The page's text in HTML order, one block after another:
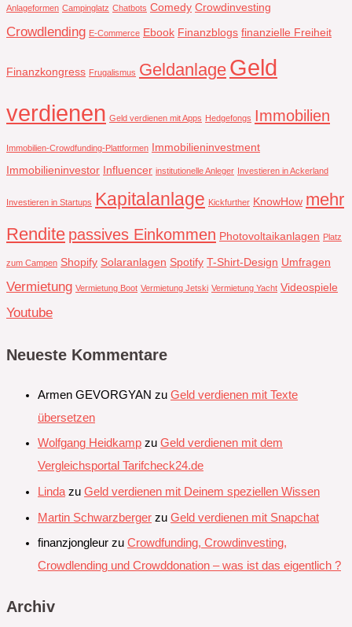
Anlageformen Campinglatz Chatbots Comedy Crowdinvesting
Crowdlending E-Commerce Ebook Finanzblogs finanzielle Freiheit
Finanzkongress Frugalismus Geldanlage Geld
verdienen Geld verdienen mit Apps Hedgefongs Immobilien
Immobilien-Crowdfunding-Plattformen Immobilieninvestment
Immobilieninvestor Influencer institutionelle Anleger Investieren in Ackerland
Investieren in Startups Kapitalanlage Kickfurther KnowHow mehr
Rendite passives Einkommen Photovoltaikanlagen Platz
zum Campen Shopify Solaranlagen Spotify T-Shirt-Design Umfragen
Vermietung Vermietung Boot Vermietung Jetski Vermietung Yacht Videospiele
Youtube
Neueste Kommentare
Armen GEVORGYAN zu Geld verdienen mit Texte
übersetzen
Wolfgang Heidkamp zu Geld verdienen mit dem
Vergleichsportal Tarifcheck24.de
Linda zu Geld verdienen mit Deinem speziellen Wissen
Martin Schwarzberger zu Geld verdienen mit Snapchat‭
finanzjongleur zu Crowdfunding, Crowdinvesting,
Crowdlending und Crowddonation – was ist das eigentlich ?
Archiv